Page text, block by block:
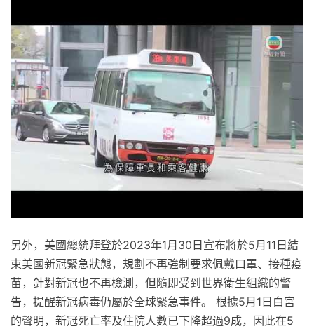
另外，美國總統拜登於2023年1月30日宣布將於5月11日結
束美國新冠緊急狀態，規劃不再強制要求佩戴口罩、接種疫
苗，針對新冠也不再檢測，但隨即受到世界衛生組織的警
告，提醒新冠病毒仍屬於全球緊急事件。 根據5月1日白宮
的聲明，新冠死亡率及住院人數已下降超過9成，因此在5